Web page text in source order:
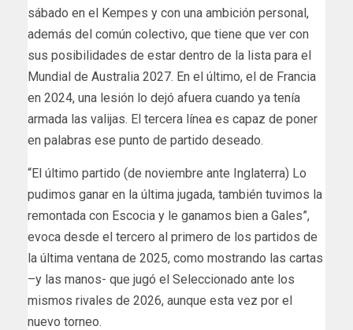
sábado en el Kempes y con una ambición personal,
además del común colectivo, que tiene que ver con
sus posibilidades de estar dentro de la lista para el
Mundial de Australia 2027. En el último, el de Francia
en 2024, una lesión lo dejó afuera cuando ya tenía
armada las valijas. El tercera línea es capaz de poner
en palabras ese punto de partido deseado.
“El último partido (de noviembre ante Inglaterra) Lo
pudimos ganar en la última jugada, también tuvimos la
remontada con Escocia y le ganamos bien a Gales”,
evoca desde el tercero al primero de los partidos de
la última ventana de 2025, como mostrando las cartas
–y las manos- que jugó el Seleccionado ante los
mismos rivales de 2026, aunque esta vez por el
nuevo torneo.